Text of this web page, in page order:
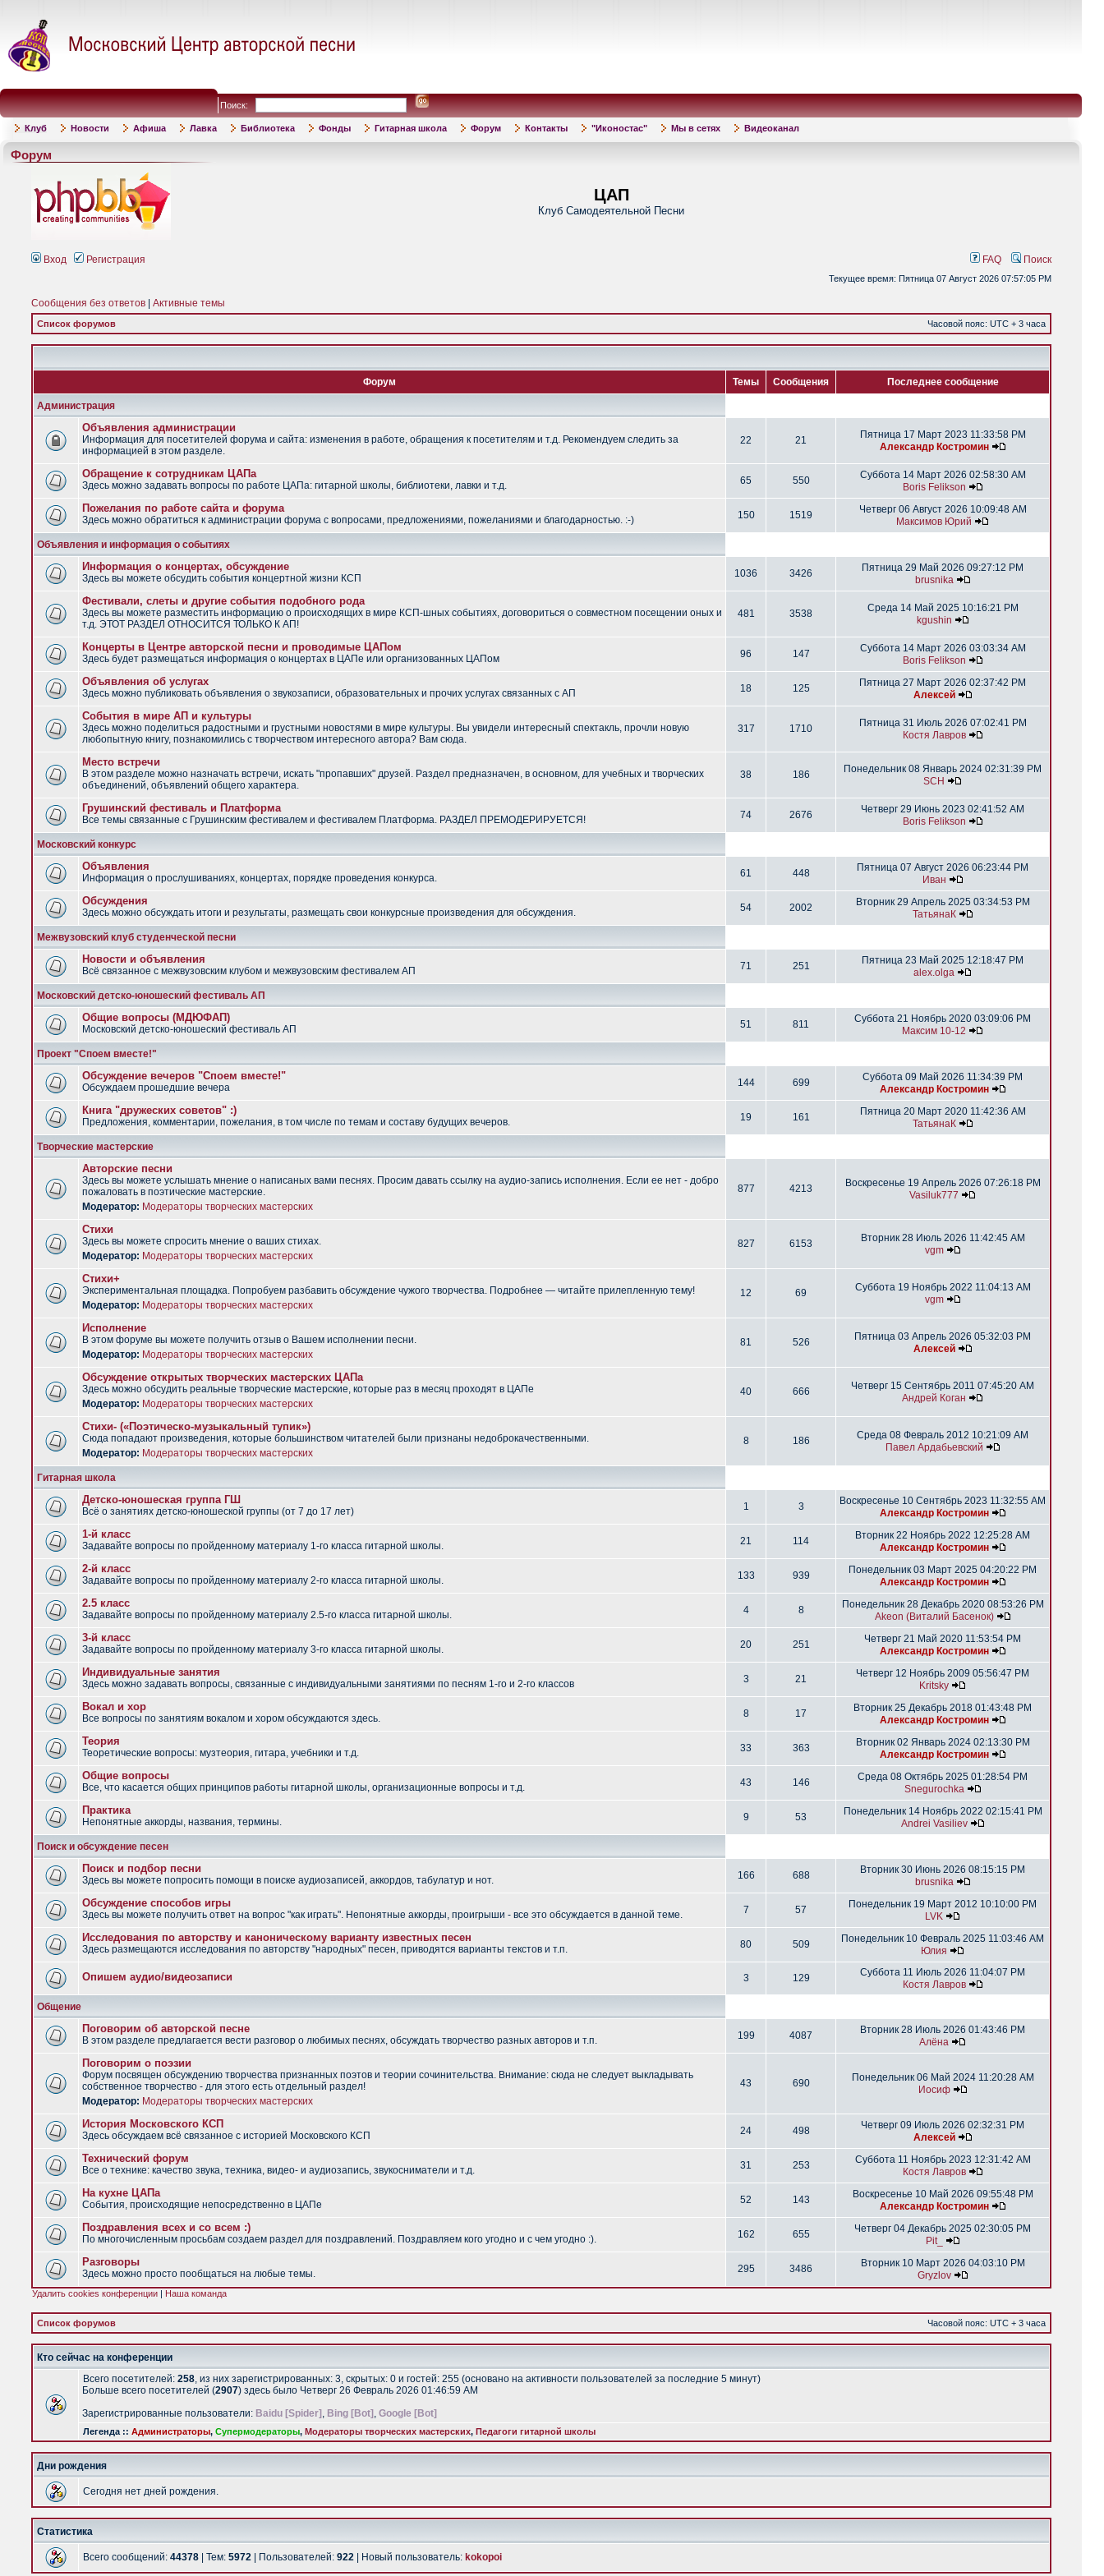
Поиск:
Клуб Новости Афиша Лавка Библиотека Фонды Гитарная школа Форум Контакты "Иконостас" Мы в сетях Видеоканал
Форум
ЦАП
Клуб Самодеятельной Песни
Вход Регистрация FAQ Поиск
Текущее время: Пятница 07 Август 2026 07:57:05 PM
Сообщения без ответов Активные темы
Список форумов Часовой пояс: UTC + 3 часа
Форум Темы Сообщения Последнее сообщение
Администрация
Объявления администрации
Информация для посетителей форума и сайта: изменения в работе, обращения к посетителям и т.д. Рекомендуем следить за
информацией в этом разделе.
22 21
Пятница 17 Март 2023 11:33:58 PM
Александр Костромин
Обращение к сотрудникам ЦАПа
Здесь можно задавать вопросы по работе ЦАПа: гитарной школы, библиотеки, лавки и т.д. 65 550
Суббота 14 Март 2026 02:58:30 AM
Boris Felikson
Пожелания по работе сайта и форума
Здесь можно обратиться к администрации форума с вопросами, предложениями, пожеланиями и благодарностью. :-) 150 1519
Четверг 06 Август 2026 10:09:48 AM
Максимов Юрий
Объявления и информация о событиях
Информация о концертах, обсуждение
Здесь вы можете обсудить события концертной жизни КСП 1036 3426
Пятница 29 Май 2026 09:27:12 PM
brusnika
Фестивали, слеты и другие события подобного рода
Здесь вы можете разместить информацию о происходящих в мире КСП-шных событиях, договориться о совместном посещении оных и
т.д. ЭТОТ РАЗДЕЛ ОТНОСИТСЯ ТОЛЬКО К АП!
481 3538
Среда 14 Май 2025 10:16:21 PM
kgushin
Концерты в Центре авторской песни и проводимые ЦАПом
Здесь будет размещаться информация о концертах в ЦАПе или организованных ЦАПом 96 147
Суббота 14 Март 2026 03:03:34 AM
Boris Felikson
Объявления об услугах
Здесь можно публиковать объявления о звукозаписи, образовательных и прочих услугах связанных с АП 18 125
Пятница 27 Март 2026 02:37:42 PM
Алексей
События в мире АП и культуры
Здесь можно поделиться радостными и грустными новостями в мире культуры. Вы увидели интересный спектакль, прочли новую
любопытную книгу, познакомились с творчеством интересного автора? Вам сюда.
317 1710
Пятница 31 Июль 2026 07:02:41 PM
Костя Лавров
Место встречи
В этом разделе можно назначать встречи, искать "пропавших" друзей. Раздел предназначен, в основном, для учебных и творческих
объединений, объявлений общего характера.
38 186
Понедельник 08 Январь 2024 02:31:39 PM
SCH
Грушинский фестиваль и Платформа
Все темы связанные с Грушинским фестивалем и фестивалем Платформа. РАЗДЕЛ ПРЕМОДЕРИРУЕТСЯ! 74 2676
Четверг 29 Июнь 2023 02:41:52 AM
Boris Felikson
Московский конкурс
Объявления
Информация о прослушиваниях, концертах, порядке проведения конкурса. 61 448
Пятница 07 Август 2026 06:23:44 PM
Иван
Обсуждения
Здесь можно обсуждать итоги и результаты, размещать свои конкурсные произведения для обсуждения. 54 2002
Вторник 29 Апрель 2025 03:34:53 PM
ТатьянаК
Межвузовский клуб студенческой песни
Новости и объявления
Всё связанное с межвузовским клубом и межвузовским фестивалем АП 71 251
Пятница 23 Май 2025 12:18:47 PM
alex.olga
Московский детско-юношеский фестиваль АП
Общие вопросы (МДЮФАП)
Московский детско-юношеский фестиваль АП 51 811
Суббота 21 Ноябрь 2020 03:09:06 PM
Максим 10-12
Проект "Споем вместе!"
Обсуждение вечеров "Споем вместе!"
Обсуждаем прошедшие вечера 144 699
Суббота 09 Май 2026 11:34:39 PM
Александр Костромин
Книга "дружеских советов" :)
Предложения, комментарии, пожелания, в том числе по темам и составу будущих вечеров. 19 161
Пятница 20 Март 2020 11:42:36 AM
ТатьянаК
Творческие мастерские
Авторские песни
Здесь вы можете услышать мнение о написаных вами песнях. Просим давать ссылку на аудио-запись исполнения. Если ее нет - добро
пожаловать в поэтические мастерские.
Модератор: Модераторы творческих мастерских
877 4213
Воскресенье 19 Апрель 2026 07:26:18 PM
Vasiluk777
Стихи
Здесь вы можете спросить мнение о ваших стихах.
Модератор: Модераторы творческих мастерских
827 6153
Вторник 28 Июль 2026 11:42:45 AM
vgm
Стихи+
Экспериментальная площадка. Попробуем разбавить обсуждение чужого творчества. Подробнее — читайте прилепленную тему!
Модератор: Модераторы творческих мастерских
12 69
Суббота 19 Ноябрь 2022 11:04:13 AM
vgm
Исполнение
В этом форуме вы можете получить отзыв о Вашем исполнении песни.
Модератор: Модераторы творческих мастерских
81 526
Пятница 03 Апрель 2026 05:32:03 PM
Алексей
Обсуждение открытых творческих мастерских ЦАПа
Здесь можно обсудить реальные творческие мастерские, которые раз в месяц проходят в ЦАПе
Модератор: Модераторы творческих мастерских
40 666
Четверг 15 Сентябрь 2011 07:45:20 AM
Андрей Коган
Стихи- («Поэтическо-музыкальный тупик»)
Сюда попадают произведения, которые большинством читателей были признаны недоброкачественными.
Модератор: Модераторы творческих мастерских
8 186
Среда 08 Февраль 2012 10:21:09 AM
Павел Ардабьевский
Гитарная школа
Детско-юношеская группа ГШ
Всё о занятиях детско-юношеской группы (от 7 до 17 лет) 1 3
Воскресенье 10 Сентябрь 2023 11:32:55 AM
Александр Костромин
1-й класс
Задавайте вопросы по пройденному материалу 1-го класса гитарной школы. 21 114
Вторник 22 Ноябрь 2022 12:25:28 AM
Александр Костромин
2-й класс
Задавайте вопросы по пройденному материалу 2-го класса гитарной школы. 133 939
Понедельник 03 Март 2025 04:20:22 PM
Александр Костромин
2.5 класс
Задавайте вопросы по пройденному материалу 2.5-го класса гитарной школы. 4 8
Понедельник 28 Декабрь 2020 08:53:26 PM
Akeon (Виталий Басенок)
3-й класс
Задавайте вопросы по пройденному материалу 3-го класса гитарной школы. 20 251
Четверг 21 Май 2020 11:53:54 PM
Александр Костромин
Индивидуальные занятия
Здесь можно задавать вопросы, связанные с индивидуальными занятиями по песням 1-го и 2-го классов 3 21
Четверг 12 Ноябрь 2009 05:56:47 PM
Kritsky
Вокал и хор
Все вопросы по занятиям вокалом и хором обсуждаются здесь. 8 17
Вторник 25 Декабрь 2018 01:43:48 PM
Александр Костромин
Теория
Теоретические вопросы: музтеория, гитара, учебники и т.д. 33 363
Вторник 02 Январь 2024 02:13:30 PM
Александр Костромин
Общие вопросы
Все, что касается общих принципов работы гитарной школы, организационные вопросы и т.д. 43 146
Среда 08 Октябрь 2025 01:28:54 PM
Snegurochka
Практика
Непонятные аккорды, названия, термины. 9 53
Понедельник 14 Ноябрь 2022 02:15:41 PM
Andrei Vasiliev
Поиск и обсуждение песен
Поиск и подбор песни
Здесь вы можете попросить помощи в поиске аудиозаписей, аккордов, табулатур и нот. 166 688
Вторник 30 Июнь 2026 08:15:15 PM
brusnika
Обсуждение способов игры
Здесь вы можете получить ответ на вопрос "как играть". Непонятные аккорды, проигрыши - все это обсуждается в данной теме. 7 57
Понедельник 19 Март 2012 10:10:00 PM
LVK
Исследования по авторству и каноническому варианту известных песен
Здесь размещаются исследования по авторству "народных" песен, приводятся варианты текстов и т.п. 80 509
Понедельник 10 Февраль 2025 11:03:46 AM
Юлия
Опишем аудио/видеозаписи 3 129
Суббота 11 Июль 2026 11:04:07 PM
Костя Лавров
Общение
Поговорим об авторской песне
В этом разделе предлагается вести разговор о любимых песнях, обсуждать творчество разных авторов и т.п. 199 4087
Вторник 28 Июль 2026 01:43:46 PM
Алёна
Поговорим о поэзии
Форум посвящен обсуждению творчества признанных поэтов и теории сочинительства. Внимание: сюда не следует выкладывать
собственное творчество - для этого есть отдельный раздел!
Модератор: Модераторы творческих мастерских
43 690
Понедельник 06 Май 2024 11:20:28 AM
Иосиф
История Московского КСП
Здесь обсуждаем всё связанное с историей Московского КСП 24 498
Четверг 09 Июль 2026 02:32:31 PM
Алексей
Технический форум
Все о технике: качество звука, техника, видео- и аудиозапись, звукосниматели и т.д. 31 253
Суббота 11 Ноябрь 2023 12:31:42 AM
Костя Лавров
На кухне ЦАПа
События, происходящие непосредственно в ЦАПе 52 143
Воскресенье 10 Май 2026 09:55:48 PM
Александр Костромин
Поздравления всех и со всем :)
По многочисленным просьбам создаем раздел для поздравлений. Поздравляем кого угодно и с чем угодно :). 162 655
Четверг 04 Декабрь 2025 02:30:05 PM
Pit_
Разговоры
Здесь можно просто пообщаться на любые темы. 295 3486
Вторник 10 Март 2026 04:03:10 PM
Gryzlov
Удалить cookies конференции | Наша команда
Список форумов Часовой пояс: UTC + 3 часа
Кто сейчас на конференции
Всего посетителей: 258, из них зарегистрированных: 3, скрытых: 0 и гостей: 255 (основано на активности пользователей за последние 5 минут)
Больше всего посетителей (2907) здесь было Четверг 26 Февраль 2026 01:46:59 AM
Зарегистрированные пользователи: Baidu [Spider] , Bing [Bot] , Google [Bot]
Легенда :: Администраторы, Супермодераторы, Модераторы творческих мастерских, Педагоги гитарной школы
Дни рождения
Сегодня нет дней рождения.
Статистика
Всего сообщений: 44378 | Тем: 5972 | Пользователей: 922 | Новый пользователь: kokopoi